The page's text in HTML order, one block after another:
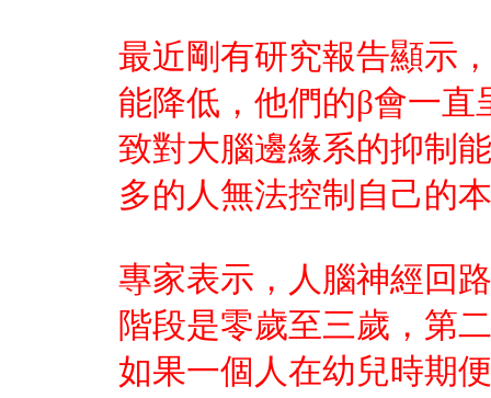
最近剛有研究報告顯示
能降低，他們的β會一
致對大腦邊緣系的抑制
多的人無法控制自己的
專家表示，人腦神經回
階段是零歲至三歲，第
如果一個人在幼兒時期